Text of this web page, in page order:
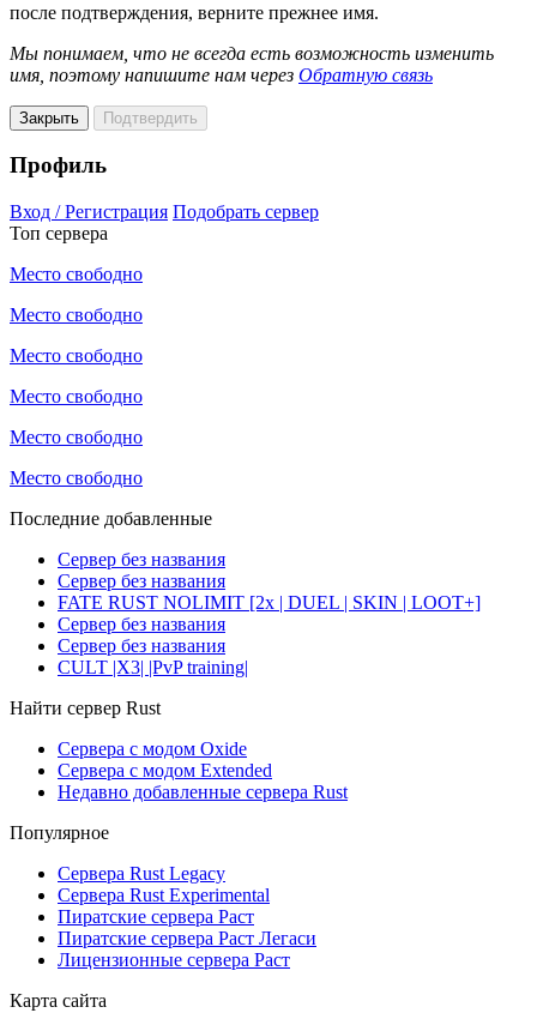
после подтверждения, верните прежнее имя.
Мы понимаем, что не всегда есть возможность изменить
имя, поэтому напишите нам через Обратную связь
Закрыть Подтвердить
Профиль
Вход / Регистрация Подобрать сервер
Топ сервера
Место свободно
Место свободно
Место свободно
Место свободно
Место свободно
Место свободно
Последние добавленные
Сервер без названия
Сервер без названия
FATE RUST NOLIMIT [2x | DUEL | SKIN | LOOT+]
Сервер без названия
Сервер без названия
CULT |X3| |PvP training|
Найти сервер Rust
Сервера с модом Oxide
Сервера с модом Extended
Недавно добавленные сервера Rust
Популярное
Сервера Rust Legacy
Сервера Rust Experimental
Пиратские сервера Раст
Пиратские сервера Раст Легаси
Лицензионные сервера Раст
Карта сайта